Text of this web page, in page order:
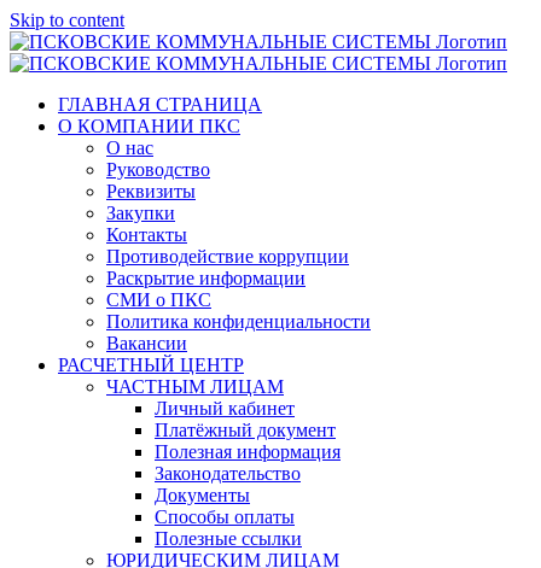
Skip to content
ГЛАВНАЯ СТРАНИЦА
О КОМПАНИИ ПКС
О нас
Руководство
Реквизиты
Закупки
Контакты
Противодействие коррупции
Раскрытие информации
СМИ о ПКС
Политика конфиденциальности
Вакансии
РАСЧЕТНЫЙ ЦЕНТР
ЧАСТНЫМ ЛИЦАМ
Личный кабинет
Платёжный документ
Полезная информация
Законодательство
Документы
Способы оплаты
Полезные ссылки
ЮРИДИЧЕСКИМ ЛИЦАМ